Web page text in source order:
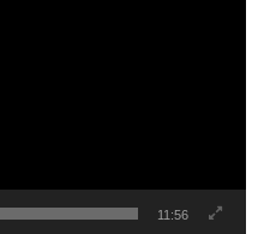
11:56